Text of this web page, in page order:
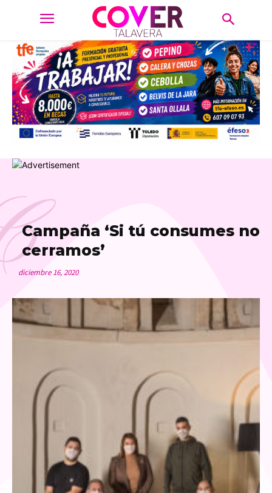
Campaña ‘Si tú consumes no
cerramos’
diciembre 16, 2020